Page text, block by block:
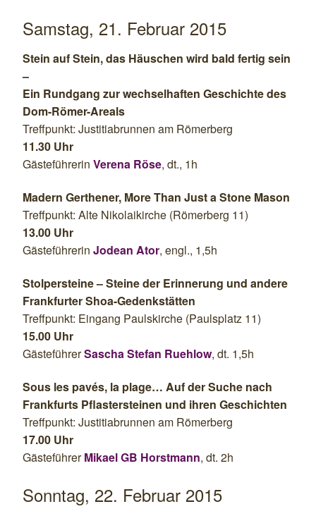
Samstag, 21. Februar 2015
Stein auf Stein, das Häuschen wird bald fertig sein
–
Ein Rundgang zur wechselhaften Geschichte des
Dom-Römer-Areals
Treffpunkt: Justitiabrunnen am Römerberg
11.30 Uhr
Gästeführerin Verena Röse, dt., 1h
Madern Gerthener, More Than Just a Stone Mason
Treffpunkt: Alte Nikolaikirche (Römerberg 11)
13.00 Uhr
Gästeführerin Jodean Ator, engl., 1,5h
Stolpersteine – Steine der Erinnerung und andere
Frankfurter Shoa-Gedenkstätten
Treffpunkt: Eingang Paulskirche (Paulsplatz 11)
15.00 Uhr
GästeführerSascha Stefan Ruehlow, dt. 1,5h
Sous les pavés, la plage… Auf der Suche nach
Frankfurts Pflastersteinen und ihren Geschichten
Treffpunkt: Justitiabrunnen am Römerberg
17.00 Uhr
GästeführerMikael GB Horstmann, dt. 2h
Sonntag, 22. Februar 2015